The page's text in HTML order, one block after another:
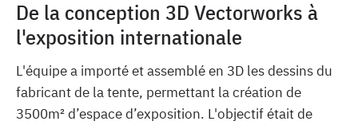
De la conception 3D Vectorworks à
l'exposition internationale
L'équipe a importé et assemblé en 3D les dessins du
fabricant de la tente, permettant la création de
3500m² d’espace d’exposition. L'objectif était de